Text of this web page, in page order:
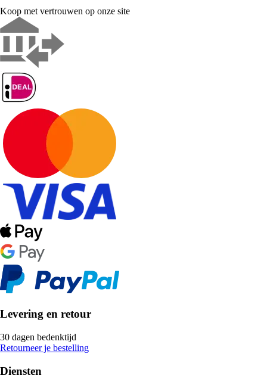
Koop met vertrouwen op onze site
Levering en retour
30 dagen bedenktijd
Retourneer je bestelling
Diensten